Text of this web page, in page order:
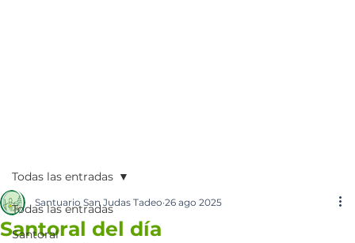
Todas las entradas
Santoral
Todas las entradas
Santoral del día
Santuario San Judas Tadeo 26 ago 2025